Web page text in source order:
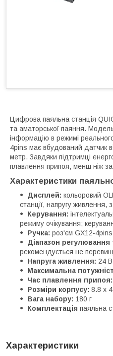
Цифрова паяльна станція
та аматорської паяння.
інформацію в режимі
4pins має вбудований датчик
метр. Завдяки підтримці
плавлення припоя, менш ніж
Характеристики
Дисплей: кольоровий
станції, напругу живлення,
Керування:
режиму очікування;
Ручка: роз'єм GX12-
Діапазон регулювання
рекомендується не
Напруга живлення: 24
Максимальна
Час плавлення припоя:
Розміри корпусу: 8.8 х
Вага набору: 180 г
Комплектація паяльна
Характеристики